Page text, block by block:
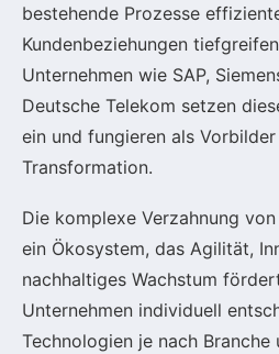
bestehende Prozesse
Kundenbeziehungen
Unternehmen wie SAP,
Deutsche Telekom setzen
ein und fungieren als
Transformation.
Die komplexe Verzahnung
ein Ökosystem, das Agilität,
nachhaltiges Wachstum
Unternehmen individuell
Technologien je nach Branche